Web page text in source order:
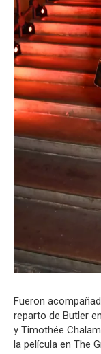
Fueron
reparto de Butler
y Timothée
la película en The